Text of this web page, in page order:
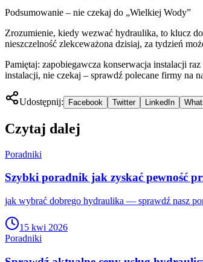
Podsumowanie – nie czekaj do „Wielkiej Wody”
Zrozumienie, kiedy wezwać hydraulika, to klucz
nieszczelność zlekceważona dzisiaj, za tydzień
Pamiętaj: zapobiegawcza konserwacja instalacji
instalacji, nie czekaj – sprawdź polecane firmy na
Udostępnij: Facebook Twitter LinkedIn
Czytaj dalej
Poradniki
Szybki poradnik jak zyskać pewność
jak wybrać dobrego hydraulika — sprawdź nasz
15 kwi 2026
Poradniki